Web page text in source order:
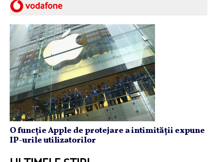
O funcție Apple de protejare a intimității expune
IP-urile utilizatorilor